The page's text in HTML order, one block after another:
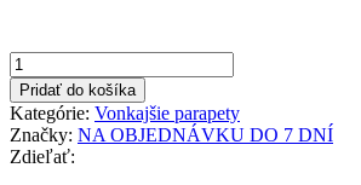
množstvo
Biela
260x1000mm
Vonkajší
parapet
hliníkový
Pridať do košíka
Kategórie: Vonkajšie parapety
Značky: NA OBJEDNÁVKU DO 7 DNÍ
Zdieľať: